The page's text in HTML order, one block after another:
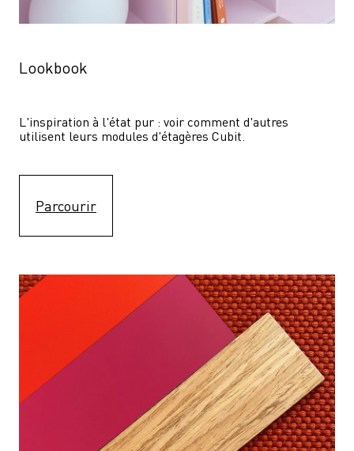
Lookbook
L'inspiration à l'état pur : voir comment d'autres
utilisent leurs modules d'étagères Cubit.
Parcourir